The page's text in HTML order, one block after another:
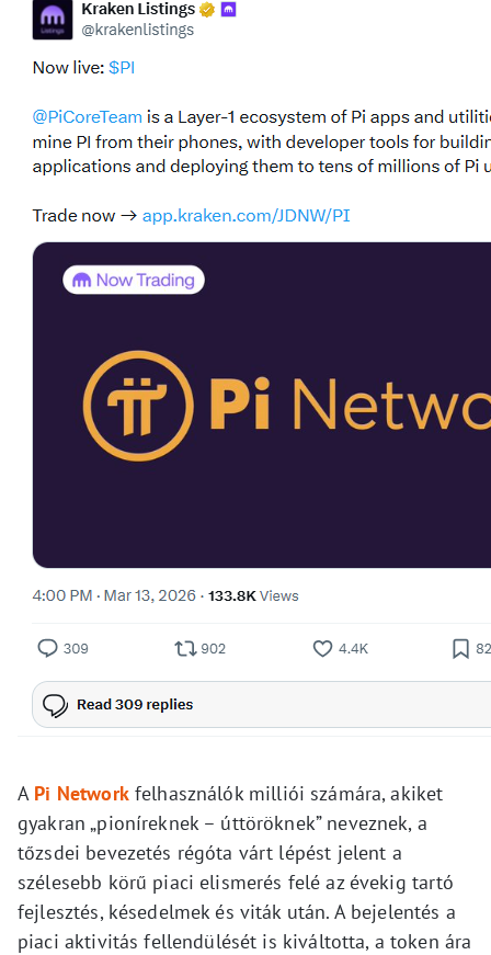
A Pi Networkfelhasználók milliói számára, akiket
gyakran „pioníreknek – úttöröknek” neveznek, a
tőzsdei bevezetés régóta várt lépést jelent a
szélesebb körű piaci elismerés felé az évekig tartó
fejlesztés, késedelmek és viták után. A bejelentés a
piaci aktivitás fellendülését is kiváltotta, a token ára